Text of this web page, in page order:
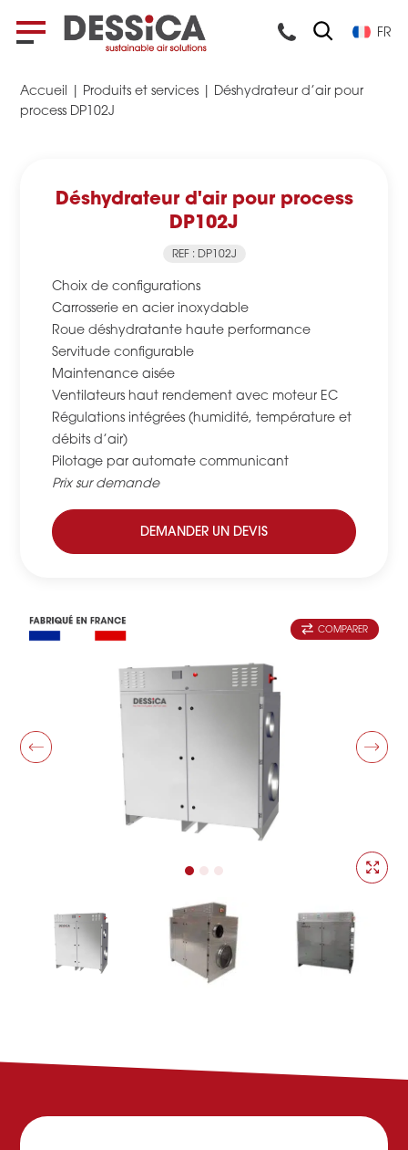
FR
Accueil Produits et services
Déshydrateur d’air pour
process DP102J
COMPARER
Déshydrateur d'air pour process
DP102J
REF : DP102J
Choix de configurations
Carrosserie en acier inoxydable
Roue déshydratante haute performance
Servitude configurable
Maintenance aisée
Ventilateurs haut rendement avec moteur EC
Régulations intégrées (humidité, température et
débits d’air)
Pilotage par automate communicant
Prix sur demande
DEMANDER UN DEVIS